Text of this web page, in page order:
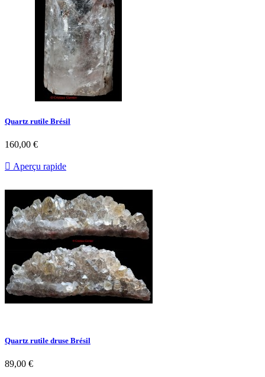
Quartz rutile Brésil
160,00 €
 Aperçu rapide
Quartz rutile druse Brésil
89,00 €